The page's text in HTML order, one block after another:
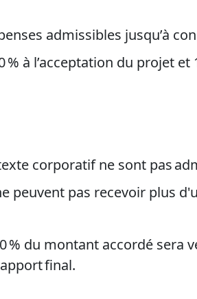
admissibles jusqu’à
à l’acceptation du projet
corporatif ne sont pas
peuvent pas recevoir plus
% du montant accordé sera
final.